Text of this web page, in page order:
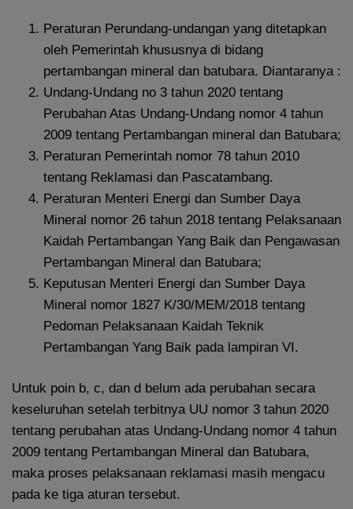
Peraturan Perundang-undangan yang ditetapkan
oleh Pemerintah khususnya di bidang
pertambangan mineral dan batubara. Diantaranya :
Undang-Undang no 3 tahun 2020 tentang
Perubahan Atas Undang-Undang nomor 4 tahun
2009 tentang Pertambangan mineral dan Batubara;
Peraturan Pemerintah nomor 78 tahun 2010
tentang Reklamasi dan Pascatambang.
Peraturan Menteri Energi dan Sumber Daya
Mineral nomor 26 tahun 2018 tentang Pelaksanaan
Kaidah Pertambangan Yang Baik dan Pengawasan
Pertambangan Mineral dan Batubara;
Keputusan Menteri Energi dan Sumber Daya
Mineral nomor 1827 K/30/MEM/2018 tentang
Pedoman Pelaksanaan Kaidah Teknik
Pertambangan Yang Baik pada lampiran VI.
Untuk poin b, c, dan d belum ada perubahan secara
keseluruhan setelah terbitnya UU nomor 3 tahun 2020
tentang perubahan atas Undang-Undang nomor 4 tahun
2009 tentang Pertambangan Mineral dan Batubara,
maka proses pelaksanaan reklamasi masih mengacu
pada ke tiga aturan tersebut.